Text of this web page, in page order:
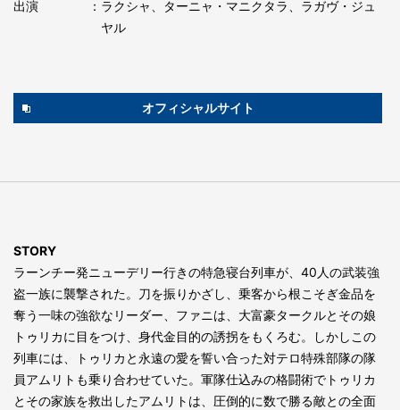
出演
：ラクシャ、ターニャ・マニクタラ、ラガヴ・ジュ
ヤル
オフィシャルサイト
STORY
ラーンチー発ニューデリー行きの特急寝台列車が、40人の武装強
盗一族に襲撃された。刀を振りかざし、乗客から根こそぎ金品を
奪う一味の強欲なリーダー、ファニは、大富豪タークルとその娘
トゥリカに目をつけ、身代金目的の誘拐をもくろむ。しかしこの
列車には、トゥリカと永遠の愛を誓い合った対テロ特殊部隊の隊
員アムリトも乗り合わせていた。軍隊仕込みの格闘術でトゥリカ
とその家族を救出したアムリトは、圧倒的に数で勝る敵との全面